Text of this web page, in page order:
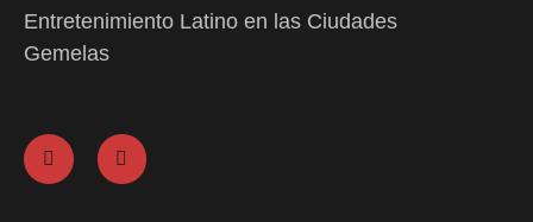
Entretenimiento Latino en las Ciudades
Gemelas